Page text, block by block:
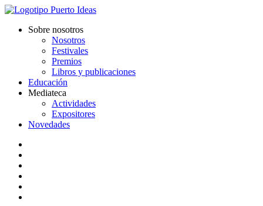
Sobre nosotros
Nosotros
Festivales
Premios
Libros y publicaciones
Educación
Mediateca
Actividades
Expositores
Novedades